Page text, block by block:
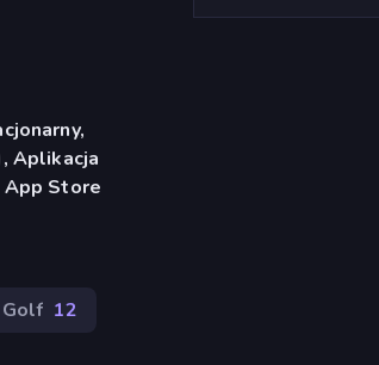
Aplikacja
App Store
Golf 12